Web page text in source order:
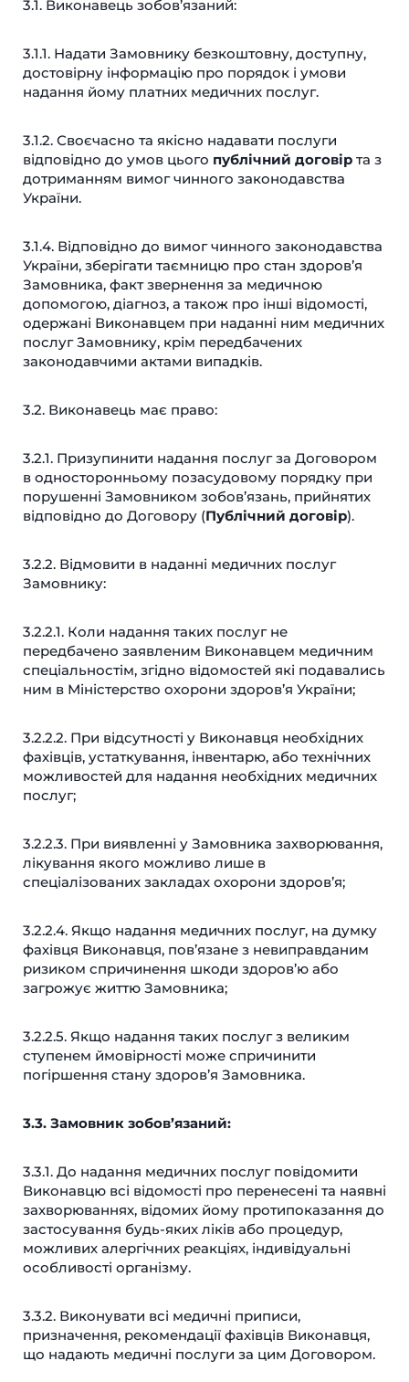
3.1. Виконавець зобов’язаний:
3.1.1. Надати Замовнику безкоштовну, доступну,
достовірну інформацію про порядок і умови
надання йому платних медичних послуг.
3.1.2. Своєчасно та якісно надавати послуги
відповідно до умов цього публічний договір та з
дотриманням вимог чинного законодавства
України.
3.1.4. Відповідно до вимог чинного законодавства
України, зберігати таємницю про стан здоров’я
Замовника, факт звернення за медичною
допомогою, діагноз, а також про інші відомості,
одержані Виконавцем при наданні ним медичних
послуг Замовнику, крім передбачених
законодавчими актами випадків.
3.2. Виконавець має право:
3.2.1. Призупинити надання послуг за Договором
в односторонньому позасудовому порядку при
порушенні Замовником зобов’язань, прийнятих
відповідно до Договору (Публічний договір).
3.2.2. Відмовити в наданні медичних послуг
Замовнику:
3.2.2.1. Коли надання таких послуг не
передбачено заявленим Виконавцем медичним
спеціальностім, згідно відомостей які подавались
ним в Міністерство охорони здоров’я України;
3.2.2.2. При відсутності у Виконавця необхідних
фахівців, устаткування, інвентарю, або технічних
можливостей для надання необхідних медичних
послуг;
3.2.2.3. При виявленні у Замовника захворювання,
лікування якого можливо лише в
спеціалізованих закладах охорони здоров’я;
3.2.2.4. Якщо надання медичних послуг, на думку
фахівця Виконавця, пов’язане з невиправданим
ризиком спричинення шкоди здоров’ю або
загрожує життю Замовника;
3.2.2.5. Якщо надання таких послуг з великим
ступенем ймовірності може спричинити
погіршення стану здоров’я Замовника.
3.3. Замовник зобов’язаний:
3.3.1. До надання медичних послуг повідомити
Виконавцю всі відомості про перенесені та наявні
захворюваннях, відомих йому протипоказання до
застосування будь-яких ліків або процедур,
можливих алергічних реакціях, індивідуальні
особливості організму.
3.3.2. Виконувати всі медичні приписи,
призначення, рекомендації фахівців Виконавця,
що надають медичні послуги за цим Договором.